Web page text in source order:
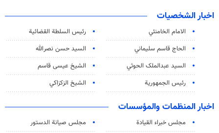
اخبار الشخصيات
الامام الخامنئي
رئیس السلطة القضائیة
الحاج قاسم سليماني
السيد حسن نصرالله
السید عبدالملک الحوثي
الشيخ عيسى قاسم
رئيس الجمهورية
الشيخ الزكزاكي
اخبار المنظمات والمؤسسات
مجلس خبراء القيادة
مجلس صيانة الدستور